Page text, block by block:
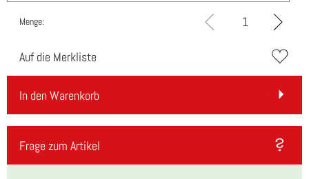
Menge:
Auf die Merkliste
In den Warenkorb
Frage zum Artikel